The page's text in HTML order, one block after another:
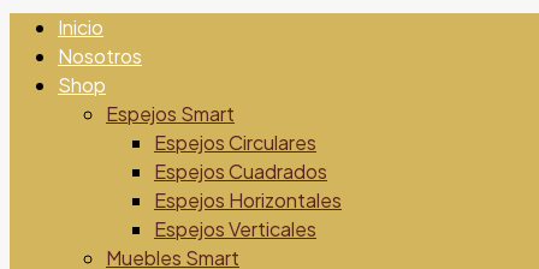
Inicio
Nosotros
Shop
Espejos Smart
Espejos Circulares
Espejos Cuadrados
Espejos Horizontales
Espejos Verticales
Muebles Smart